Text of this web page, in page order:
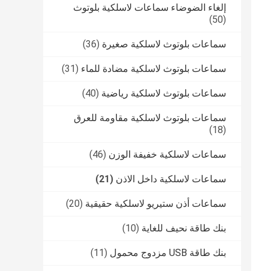
إلغاء الضوضاء سماعات لاسلكية بلوتوث
(50)
سماعات بلوتوث لاسلكية صغيرة (36)
سماعات بلوتوث لاسلكية مضادة للماء (31)
سماعات بلوتوث لاسلكية رياضية (40)
سماعات بلوتوث لاسلكية مقاومة للعرق
(18)
سماعات لاسلكية خفيفة الوزن (46)
سماعات لاسلكية داخل الاذن (21)
سماعات أذن ستيريو لاسلكية حقيقية (20)
بنك طاقة نحيف للغاية (10)
بنك طاقة USB مزدوج محمول (11)